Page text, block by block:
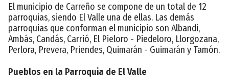
El municipio de Carreño se compone de un total de 12
parroquias, siendo El Valle una de ellas. Las demás
parroquias que conforman el municipio son Albandi,
Ambás, Candás, Carrió, El Pieloro - Piedeloro, Llorgozana,
Perlora, Prevera, Priendes, Quimarán - Guimarán y Tamón.
Pueblos en la Parroquia de El Valle